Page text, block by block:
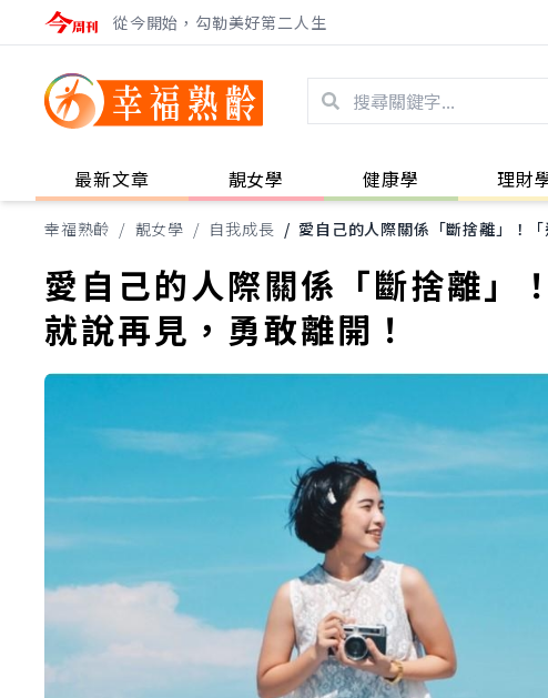
從今開始，勾勒美好第二人生
最新文章 靚女學 健康學 理財
幸福熟齡 / 靚女學 / 自我成長 / 愛自己的人際關係「斷捨離」！
愛自己的人際關係「斷捨離」
就說再見，勇敢離開！